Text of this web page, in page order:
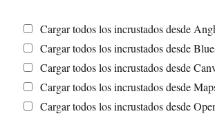
Cargar todos los incrustados desde
Cargar todos los incrustados desde
Cargar todos los incrustados desde
Cargar todos los incrustados desde
Cargar todos los incrustados desde